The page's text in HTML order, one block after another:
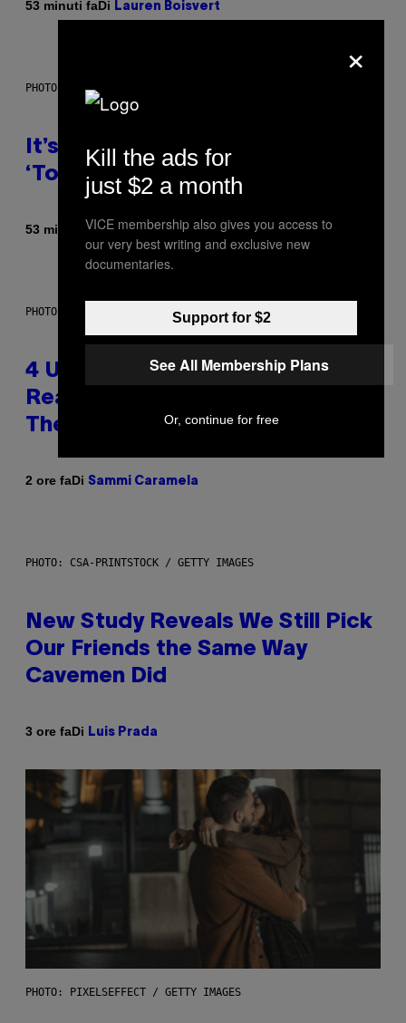
53 minuti faDi Lauren Boisvert
PHOTO: E!
It’s Time for WWE to Bring Back
‘Total Divas’
53 minuti faDi Haley Miller
PHOTO: GCSHUTTER / GETTY IMAGES
4 Unexpected but Common
Reasons Couples End Up in
Therapy, According to an Expert
2 ore faDi Sammi Caramela
PHOTO: CSA-PRINTSTOCK / GETTY IMAGES
New Study Reveals We Still Pick
Our Friends the Same Way
Cavemen Did
3 ore faDi Luis Prada
PHOTO: PIXELSEFFECT / GETTY IMAGES
×
Kill the ads for
just $2 a month
VICE membership also gives you access to
our very best writing and exclusive new
documentaries.
Support for $2
See All Membership Plans
Or, continue for free